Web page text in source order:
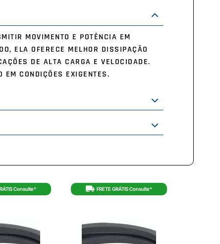
MOVIMENTO E POTÊNCIA EM
ELA OFERECE MELHOR DISSIPAÇÃO
DE ALTA CARGA E VELOCIDADE.
CONDIÇÕES EXIGENTES.
Consulte* FRETE GRÁTIS Consulte*